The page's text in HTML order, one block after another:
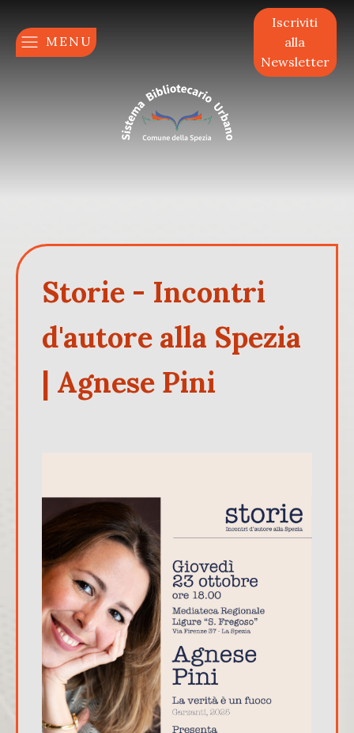
MENU
Iscriviti
alla
Newsletter
Storie - Incontri
d'autore alla Spezia
| Agnese Pini